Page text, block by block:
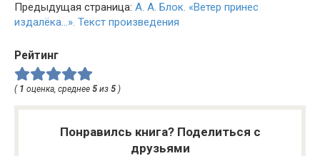
Предыдущая страница: А. А. Блок. «Ветер принес
издалёка…». Текст произведения
Рейтинг
( 1 оценка, среднее 5 из 5 )
Понравилсь книга? Поделиться с
друзьями